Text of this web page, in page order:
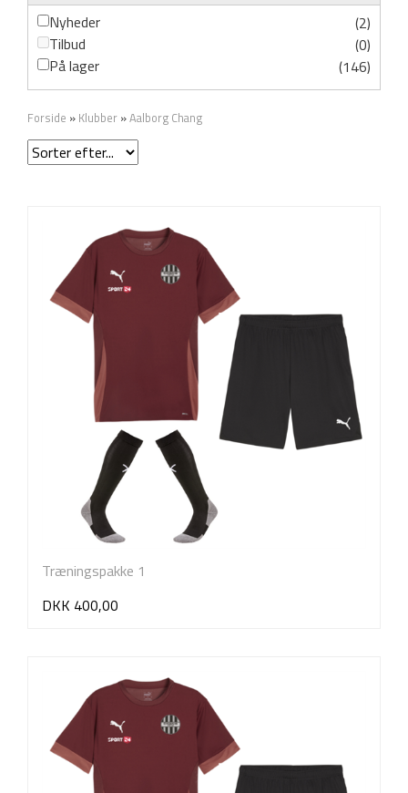
Nyheder
(2)
Tilbud
(0)
På lager
(146)
Forside » Klubber »Aalborg Chang
Træningspakke 1
DKK 400,00